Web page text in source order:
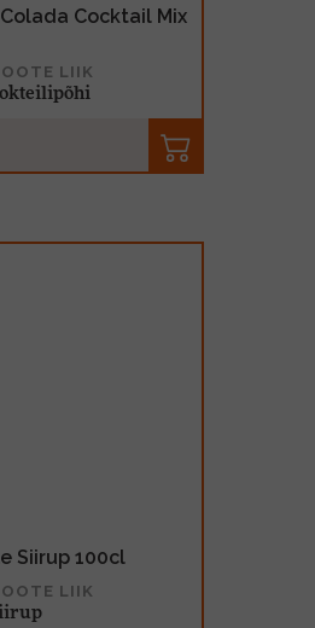
Cocktail Mix
LIIK
Siirup 100cl
LIIK